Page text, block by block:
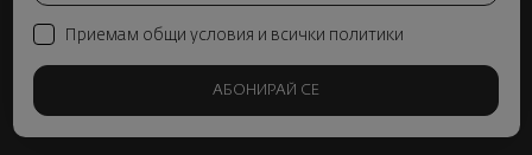
Приемам общи условия и всички политики
АБОНИРАЙ СЕ